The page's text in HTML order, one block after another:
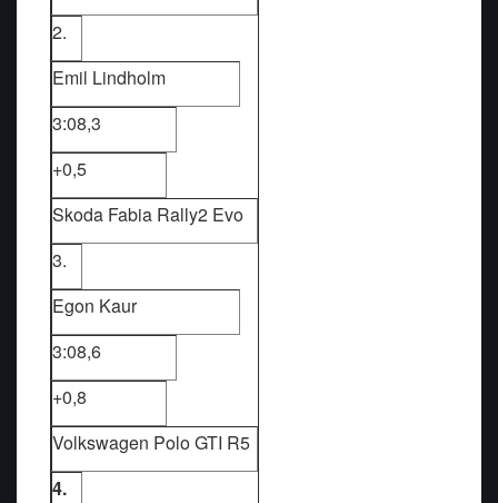
2.
Emil Lindholm
3:08,3
+0,5
Skoda Fabia Rally2 Evo
3.
Egon Kaur
3:08,6
+0,8
Volkswagen Polo GTI R5
4.